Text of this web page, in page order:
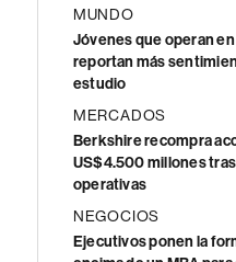
MUNDO
Jóvenes que operan
reportan más
estudio
MERCADOS
Berkshire recompra
US$4.500 millones
operativas
NEGOCIOS
Ejecutivos ponen la